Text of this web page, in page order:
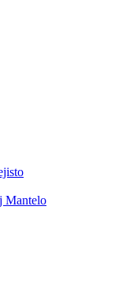
Mantelo